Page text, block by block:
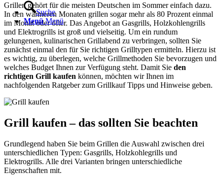
Suche
Menü Menü
Grillen gehört für die meisten Deutschen im Sommer einfach dazu.
In den wärmeren Monaten grillen sogar mehr als 80 Prozent einmal
im Monat oder öfter. Das Angebot an Gasgrills, Holzkohlengrills
und Elektrogrills ist groß und vielseitig. Um ein rundum
gelungenen, kulinarischen Grillabend zu verbringen, sollten Sie
zunächst einmal den für Sie richtigen Grilltypen ermitteln. Hierzu ist
es wichtig, zu überlegen, welche Grillmethoden Sie bevorzugen und
welches Budget Ihnen zur Verfügung steht. Damit Sie den
richtigen Grill kaufen können, möchten wir Ihnen im
nachfolgenden Ratgeber zum Grillkauf Tipps und Hinweise geben.
Grill kaufen – das sollten Sie beachten
Grundlegend haben Sie beim Grillen die Auswahl zwischen drei
unterschiedlichen Typen: Gasgrills, Holzkohlegrills und
Elektrogrills. Alle drei Varianten bringen unterschiedliche
Eigenschaften mit.